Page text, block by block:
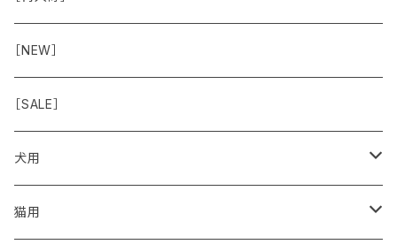
◾️長く楽しむ用
◾️特別なご褒美/嗜好性高
臓-肝腎心膵
免疫力・健康維持
こころ・脳
オーナー雑貨
［NEW］
［SALE］
犬用
フードおやつ
猫用